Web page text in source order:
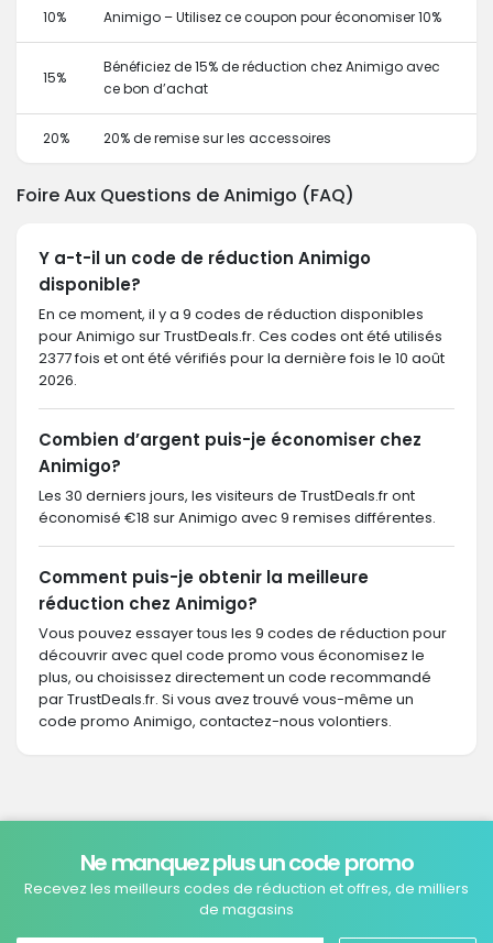
10% Animigo – Utilisez ce coupon pour économiser 10%
15%
Bénéficiez de 15% de réduction chez Animigo avec
ce bon d’achat
20% 20% de remise sur les accessoires
Foire Aux Questions de Animigo (FAQ)
Y a-t-il un code de réduction Animigo
disponible?
En ce moment, il y a 9 codes de réduction disponibles
pour Animigo sur TrustDeals.fr. Ces codes ont été utilisés
2377 fois et ont été vérifiés pour la dernière fois le 10 août
2026.
Combien d’argent puis-je économiser chez
Animigo?
Les 30 derniers jours, les visiteurs de TrustDeals.fr ont
économisé €18 sur Animigo avec 9 remises différentes.
Comment puis-je obtenir la meilleure
réduction chez Animigo?
Vous pouvez essayer tous les 9 codes de réduction pour
découvrir avec quel code promo vous économisez le
plus, ou choisissez directement un code recommandé
par TrustDeals.fr. Si vous avez trouvé vous-même un
code promo Animigo, contactez-nous volontiers.
Ne manquez plus un code promo
Recevez les meilleurs codes de réduction et offres, de milliers
de magasins